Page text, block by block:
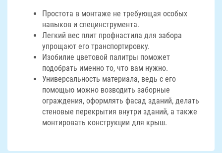
Простота в монтаже не требующая особых
навыков и специнструмента.
Легкий вес плит профнастила для забора
упрощают его транспортировку.
Изобилие цветовой палитры поможет
подобрать именно то, что вам нужно.
Универсальность материала, ведь с его
помощью можно возводить заборные
ограждения, оформлять фасад зданий, делать
стеновые перекрытия внутри зданий, а также
монтировать конструкции для крыш.